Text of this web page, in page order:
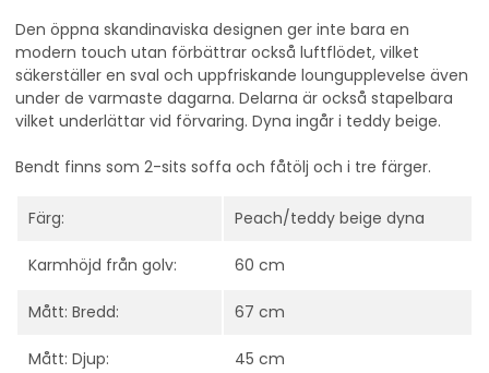
Den öppna skandinaviska designen ger inte bara en
modern touch utan förbättrar också luftflödet, vilket
säkerställer en sval och uppfriskande loungupplevelse även
under de varmaste dagarna. Delarna är också stapelbara
vilket underlättar vid förvaring. Dyna ingår i teddy beige.
Bendt finns som 2-sits soffa och fåtölj och i tre färger.
Färg: Peach/teddy beige dyna
Karmhöjd från golv: 60 cm
Mått: Bredd: 67 cm
Mått: Djup: 45 cm